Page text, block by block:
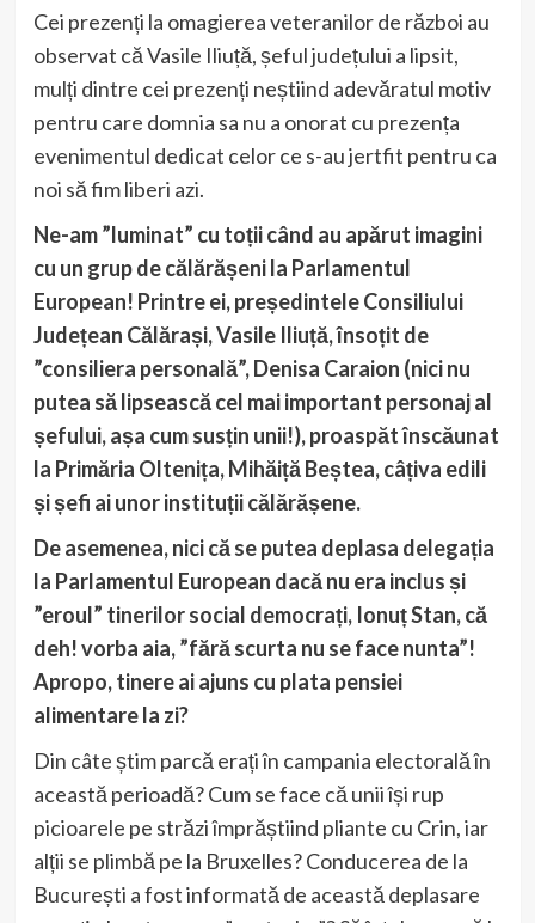
Cei prezenți la omagierea veteranilor de război au
observat că Vasile Iliuță, șeful județului a lipsit,
mulți dintre cei prezenți neștiind adevăratul motiv
pentru care domnia sa nu a onorat cu prezența
evenimentul dedicat celor ce s-au jertfit pentru ca
noi să fim liberi azi.
Ne-am ”luminat” cu toții când au apărut imagini
cu un grup de călărășeni la Parlamentul
European! Printre ei, președintele Consiliului
Județean Călărași, Vasile Iliuță, însoțit de
”consiliera personală”, Denisa Caraion (nici nu
putea să lipsească cel mai important personaj al
șefului, așa cum susțin unii!), proaspăt înscăunat
la Primăria Oltenița, Mihăiță Beștea, câțiva edili
și șefi ai unor instituții călărășene.
De asemenea, nici că se putea deplasa delegația
la Parlamentul European dacă nu era inclus și
”eroul” tinerilor social democrați, Ionuț Stan, că
deh! vorba aia, ”fără scurta nu se face nunta”!
Apropo, tinere ai ajuns cu plata pensiei
alimentare la zi?
Din câte știm parcă erați în campania electorală în
această perioadă? Cum se face că unii își rup
picioarele pe străzi împrăștiind pliante cu Crin, iar
alții se plimbă pe la Bruxelles? Conducerea de la
București a fost informată de această deplasare